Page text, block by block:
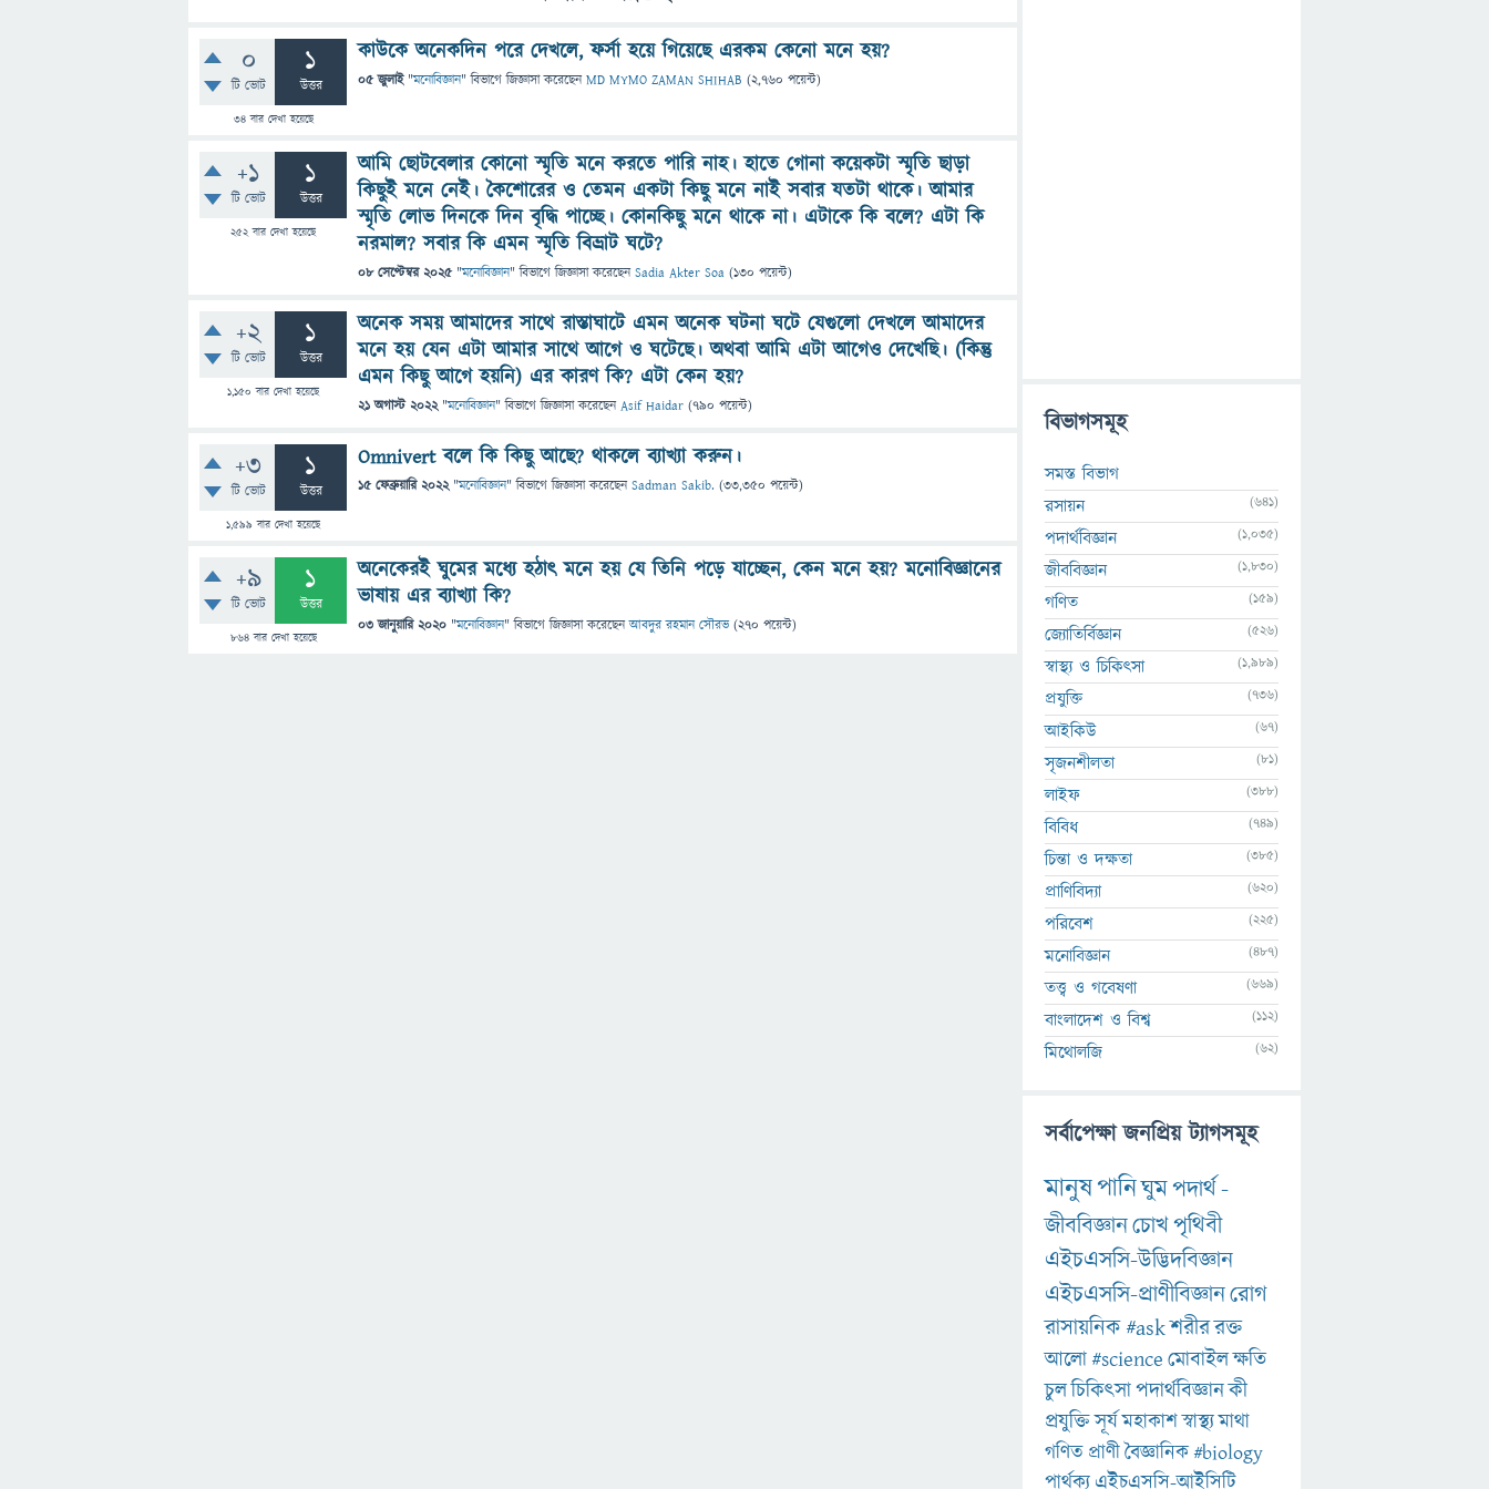
0
টি ভোট
1
উত্তর
34বার দেখা হয়েছে
কাউকে অনেকদিন পরে দেখলে, ফর্সা হয়ে গিয়েছে এরকম কেনো মনে হয়?
05 জুলাই "মনোবিজ্ঞান" বিভাগে জিজ্ঞাসাকরেছেনMD MYMO ZAMAN SHIHAB (2,760 পয়েন্ট)
+1
টি ভোট
1
উত্তর
252বার দেখা হয়েছে
আমি ছোটবেলার কোনো স্মৃতি মনে করতে পারি নাহ। হাতে গোনা কয়েকটা স্মৃতি ছাড়া
কিছুই মনে নেই। কৈশোরের ও তেমন একটা কিছু মনে নাই সবার যতটা থাকে। আমার
স্মৃতি লোভ দিনকে দিন বৃদ্ধি পাচ্ছে। কোনকিছু মনে থাকে না। এটাকে কি বলে? এটা কি
নরমাল? সবার কি এমন স্মৃতি বিভ্রাট ঘটে?
08 সেপ্টেম্বর 2025 "মনোবিজ্ঞান" বিভাগে জিজ্ঞাসাকরেছেনSadia Akter Soa (130 পয়েন্ট)
+2
টি ভোট
1
উত্তর
1,150 বার দেখা হয়েছে
অনেক সময় আমাদের সাথে রাস্তাঘাটে এমন অনেক ঘটনা ঘটে যেগুলো দেখলে আমাদের
মনে হয় যেন এটা আমার সাথে আগে ও ঘটেছে। অথবা আমি এটা আগেও দেখেছি। (কিন্তু
এমন কিছু আগে হয়নি) এর কারণ কি? এটা কেন হয়?
21 অগাস্ট 2022 "মনোবিজ্ঞান" বিভাগে জিজ্ঞাসাকরেছেনAsif Haidar (790 পয়েন্ট)
+3
টি ভোট
1
উত্তর
1,599 বার দেখা হয়েছে
Omnivert বলে কি কিছু আছে? থাকলে ব্যাখ্যা করুন।
15 ফেব্রুয়ারি 2022 "মনোবিজ্ঞান" বিভাগে জিজ্ঞাসাকরেছেনSadman Sakib. (33,350 পয়েন্ট)
+9
টি ভোট
1
উত্তর
864বার দেখা হয়েছে
অনেকেরই ঘুমের মধ্যে হঠাৎ মনে হয় যে তিনি পড়ে যাচ্ছেন, কেন মনে হয়? মনোবিজ্ঞানের
ভাষায় এর ব্যাখ্যা কি?
03 জানুয়ারি 2020 "মনোবিজ্ঞান" বিভাগে জিজ্ঞাসাকরেছেনআবদুর রহমান সৌরভ (270 পয়েন্ট)
বিভাগসমূহ
সমস্ত বিভাগ
রসায়ন
(641)
পদার্থবিজ্ঞান (1,035)
জীববিজ্ঞান (1,830)
গণিত (159)
জ্যোতির্বিজ্ঞান (526)
স্বাস্থ্য ও চিকিৎসা (1,989)
প্রযুক্তি (736)
আইকিউ (67)
সৃজনশীলতা (81)
লাইফ (388)
বিবিধ (749)
চিন্তা ও দক্ষতা (385)
প্রাণিবিদ্যা (620)
পরিবেশ (225)
মনোবিজ্ঞান (487)
তত্ত্ব ও গবেষণা (669)
বাংলাদেশ ও বিশ্ব (112)
মিথোলজি (62)
সর্বাপেক্ষা জনপ্রিয় ট্যাগসমূহ
মানুষপানিঘুমপদার্থ-
জীববিজ্ঞানচোখপৃথিবী
এইচএসসি-উদ্ভিদবিজ্ঞান
এইচএসসি-প্রাণীবিজ্ঞানরোগ
রাসায়নিক#askশরীররক্ত
আলো#scienceমোবাইলক্ষতি
চুলচিকিৎসাপদার্থবিজ্ঞানকী
প্রযুক্তিসূর্যমহাকাশস্বাস্থ্যমাথা
গণিত প্রাণীবৈজ্ঞানিক#biology
পার্থক্য এইচএসসি-আইসিটি